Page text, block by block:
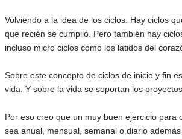
Volviendo a la idea de los ciclos. Hay ciclos
que recién se cumplió. Pero también hay
incluso micro ciclos como los latidos del
Sobre este concepto de ciclos de inicio y fin
vida. Y sobre la vida se soportan los
Por eso creo que un muy buen ejercicio para
sea anual, mensual, semanal o diario